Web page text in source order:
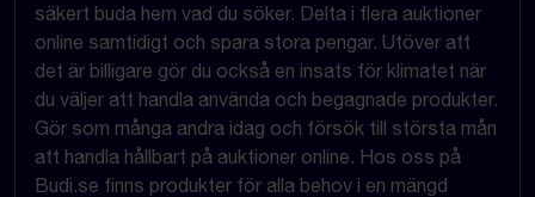
säkert buda hem vad du söker. Delta i flera auktioner
online samtidigt och spara stora pengar. Utöver att
det är billigare gör du också en insats för klimatet när
du väljer att handla använda och begagnade produkter.
Gör som många andra idag och försök till största mån
att handla hållbart på auktioner online. Hos oss på
Budi.se finns produkter för alla behov i en mängd